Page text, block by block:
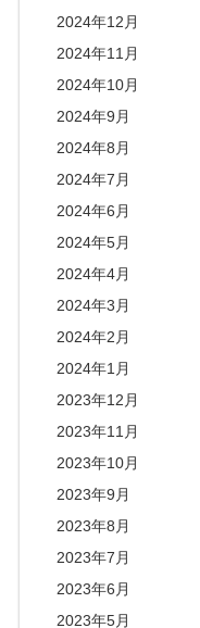
2024年12月
2024年11月
2024年10月
2024年9月
2024年8月
2024年7月
2024年6月
2024年5月
2024年4月
2024年3月
2024年2月
2024年1月
2023年12月
2023年11月
2023年10月
2023年9月
2023年8月
2023年7月
2023年6月
2023年5月